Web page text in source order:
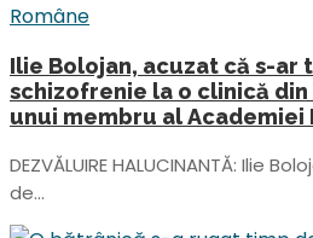
Ilie Bolojan, acuzat că s-ar
schizofrenie la o clinică
unui membru al Academiei
DEZVĂLUIRE HALUCINANTĂ: Ilie
de...